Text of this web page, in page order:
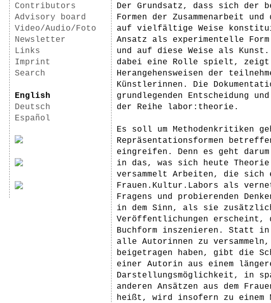
Contributors
Advisory board
Video/Audio/Foto
Newsletter
Links
Imprint
Search
English
Deutsch
Español
Der Grundsatz, dass sich der
Formen der Zusammenarbeit
auf vielfältige Weise
Ansatz als experimentelle
und auf diese Weise als Kunst.
dabei eine Rolle spielt, zeigt
Herangehensweisen der
Künstlerinnen. Die
grundlegenden Entscheidung
der Reihe labor:theorie.
Es soll um Methodenkritiken
Repräsentationsformen
eingreifen. Denn es geht
in das, was sich heute
versammelt Arbeiten, die sich
Frauen.Kultur.Labors als
Fragens und probierenden
in dem Sinn, als sie
Veröffentlichungen
Buchform inszenieren. Statt in
alle Autorinnen zu
beigetragen haben, gibt die
einer Autorin aus einem
Darstellungsmöglichkeit, in
anderen Ansätzen aus dem
heißt, wird insofern zu einem